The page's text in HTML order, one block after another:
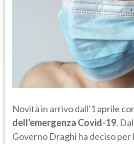
Novità in arrivo dall'1 aprile
dell'emergenza Covid-19.
Governo Draghi ha deciso per